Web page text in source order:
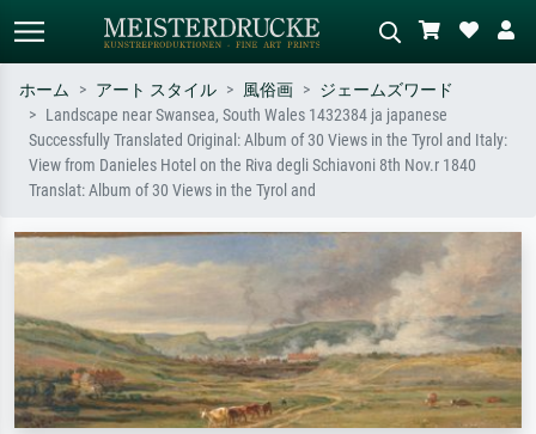
標準検索 AI画像検索
作家名・作品名・スタイルで検索
– 例：モネ、星月夜、印象派、北
シーンを説明してください – 例：
緑の草原、赤の多い抽象画、暗い
ホーム アート スタイル 風俗画
ジェームズワード
Landscape near Swansea, South Wales 1432384 ja japanese
Successfully Translated Original: Album of 30 Views in the Tyrol and Italy:
View from Danieles Hotel on the Riva degli Schiavoni 8th Nov.r 1840
Translat: Album of 30 Views in the Tyrol and